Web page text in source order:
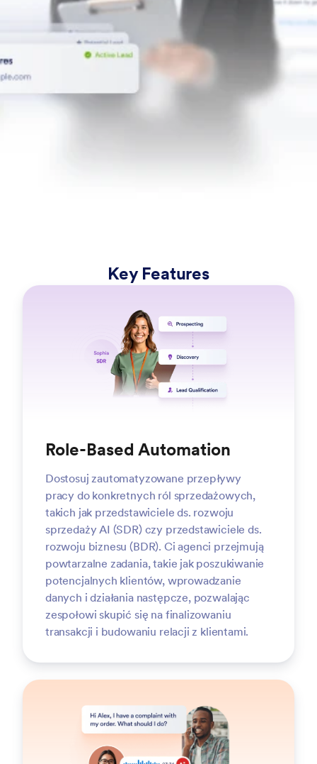
Key Features
Role-Based Automation
Dostosuj zautomatyzowane przepływy
pracy do konkretnych ról sprzedażowych,
takich jak przedstawiciele ds. rozwoju
sprzedaży AI (SDR) czy przedstawiciele ds.
rozwoju biznesu (BDR). Ci agenci przejmują
powtarzalne zadania, takie jak poszukiwanie
potencjalnych klientów, wprowadzanie
danych i działania następcze, pozwalając
zespołowi skupić się na finalizowaniu
transakcji i budowaniu relacji z klientami.